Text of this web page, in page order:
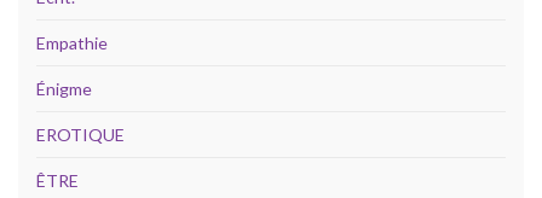
Empathie
Énigme
EROTIQUE
ÊTRE